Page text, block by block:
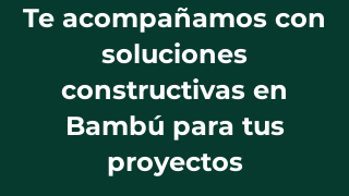
Te acompañamos con
soluciones
constructivas en
Bambú para tus
proyectos